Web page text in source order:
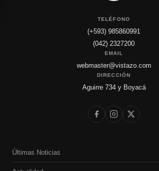
TELÉFONO
(+593) 985860991
(042) 2327200
EMAIL
webmaster@vistazo.com
DIRECCIÓN
Aguirre 734 y Boyacá
Últimas Noticias